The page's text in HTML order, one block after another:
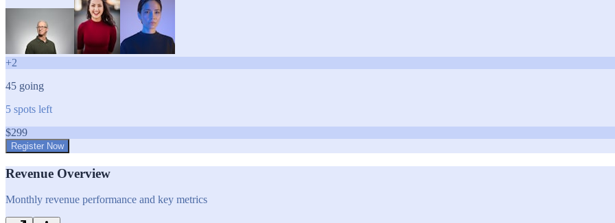
+2
45 going
5 spots left
$299
Register Now
Revenue Overview
Monthly revenue performance and key metrics